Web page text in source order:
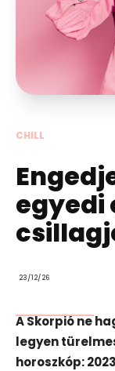
CHILL
egyedi
23/12/26
A Skorpió ne
legyen
horoszkóp: